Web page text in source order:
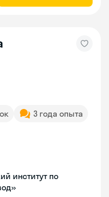
3 года опыта
институт по